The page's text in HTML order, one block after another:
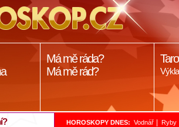
Má mě ráda?
Má mě rád?
HOROSKOPY DNES: Vodnář Ryby